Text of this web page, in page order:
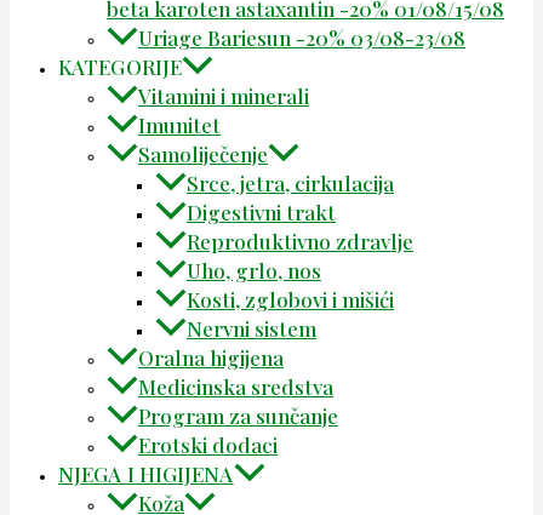
beta karoten astaxantin -20% 01/08/15/08
Uriage Bariesun -20% 03/08-23/08
KATEGORIJE
Vitamini i minerali
Imunitet
Samoliječenje
Srce, jetra, cirkulacija
Digestivni trakt
Reproduktivno zdravlje
Uho, grlo, nos
Kosti, zglobovi i mišići
Nervni sistem
Oralna higijena
Medicinska sredstva
Program za sunčanje
Erotski dodaci
NJEGA I HIGIJENA
Koža